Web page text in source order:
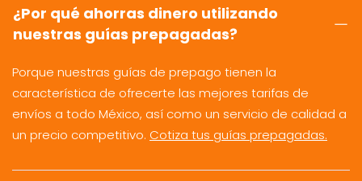
¿Por qué ahorras dinero utilizando
nuestras guías prepagadas?
Porque nuestras guías de prepago tienen la
característica de ofrecerte las mejores tarifas de
envíos a todo México, así como un servicio de calidad a
un precio competitivo. Cotiza tus guías prepagadas.